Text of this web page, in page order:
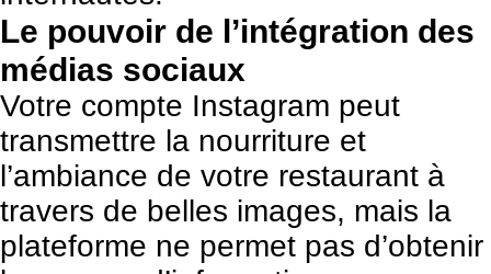
Le pouvoir de l’intégration des
médias sociaux
Votre compte Instagram peut
transmettre la nourriture et
l’ambiance de votre restaurant à
travers de belles images, mais la
plateforme ne permet pas d’obtenir